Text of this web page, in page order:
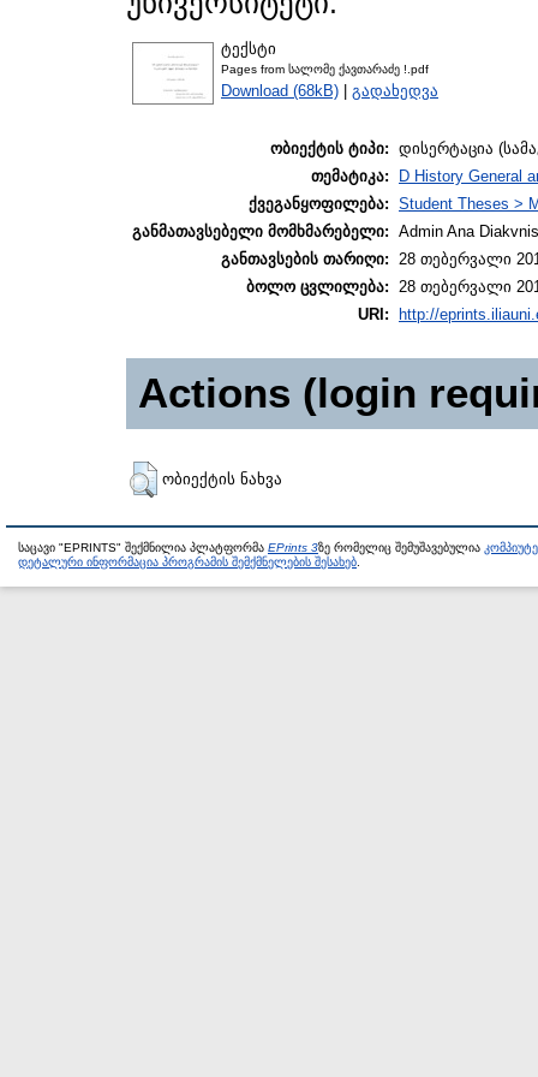
ტექსტი
Pages from სალომე ქავთარაძე !.pdf
Download (68kB) | გადახედვა
ობიექტის ტიპი: დისერტაცია
თემატიკა:
D History General
ქვეგანყოფილება: Student Theses >
განმათავსებელი მომხმარებელი: Admin Ana
განთავსების თარიღი: 28 თებერვალი
ბოლო ცვლილება: 28 თებერვალი
URI:
http://
Actions (login
ობიექტის ნახვა
საცავი "EPRINTS" შექმნილია პლატფორმა EPrints 3ზე რომელიც შემუშავებულია
დეტალური ინფორმაცია პროგრამის შემქმნელების შესახებ.